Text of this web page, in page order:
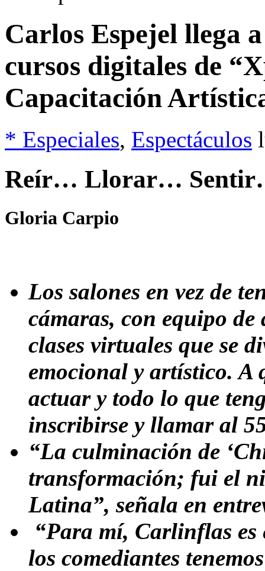
Carlos Espejel llega
cursos digitales de
Capacitación
* Especiales, Espectáculos
Reír… Llorar…
Gloria Carpio
Los salones en vez de
cámaras, con equipo
clases virtuales que se
emocional y artístico. A
actuar y todo lo que
inscribirse y llamar al
“La culminación de
transformación; fui el
Latina”, señala en
“Para mí, Carlinflas es
los comediantes tenemos